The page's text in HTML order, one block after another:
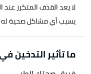
1/11/2021. Edited.
لا يعد القذف المتكرر
يسبب أي مشاكل صحية له
ما تأثير التدخين